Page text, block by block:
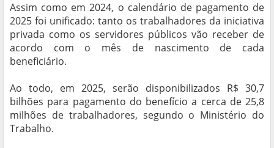
Assim como em 2024, o calendário de pagamento de
2025 foi unificado: tanto os trabalhadores da iniciativa
privada como os servidores públicos vão receber de
acordo com o mês de nascimento de cada
beneficiário.
Ao todo, em 2025, serão disponibilizados R$ 30,7
bilhões para pagamento do benefício a cerca de 25,8
milhões de trabalhadores, segundo o Ministério do
Trabalho.